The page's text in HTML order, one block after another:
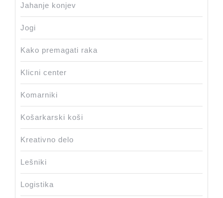
Jahanje konjev
Jogi
Kako premagati raka
Klicni center
Komarniki
Košarkarski koši
Kreativno delo
Lešniki
Logistika